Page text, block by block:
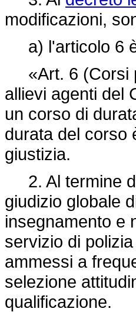
modificazioni,
a) l'articolo 6 è
«Art. 6 (Corsi
allievi agenti del
un corso di
durata del corso
giustizia.
2. Al termine
giudizio globale
insegnamento e
servizio di
ammessi a
selezione
qualificazione.